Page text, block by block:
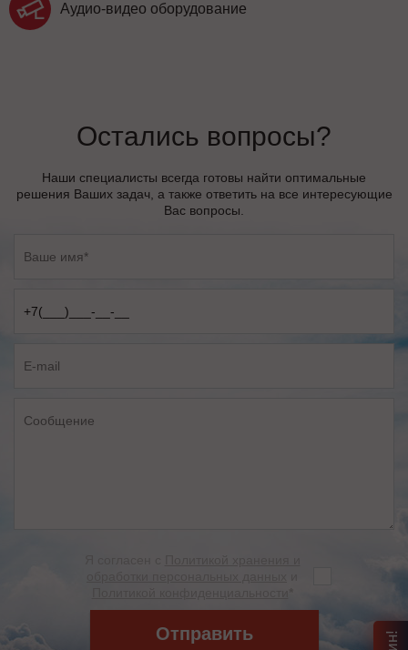
Аудио-видео оборудование
Остались вопросы?
Наши специалисты всегда готовы найти оптимальные
решения Ваших задач, а также ответить на все интересующие
Вас вопросы.
Отправить